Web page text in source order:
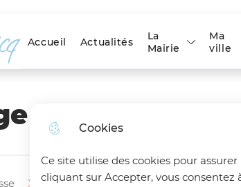
Cookies
Ce site utilise des cookies pour
cliquant sur Accepter, vous
search
Accueil Actualités
La
Mairie
Ma
ville
Accueil spécialisé IEM l'Arpège